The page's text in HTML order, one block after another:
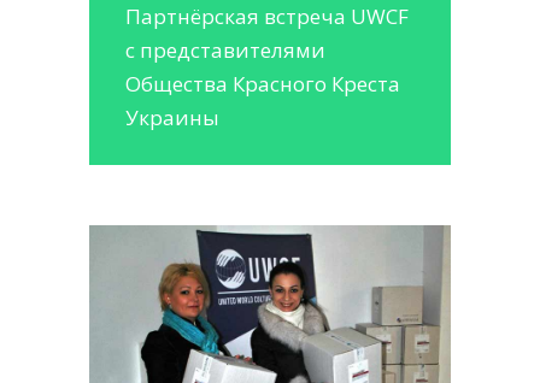
Партнёрская встреча UWCF
с представителями
Общества Красного Креста
Украины